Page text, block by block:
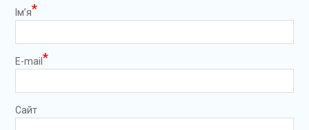
Ім’я*
E-mail *
Сайт